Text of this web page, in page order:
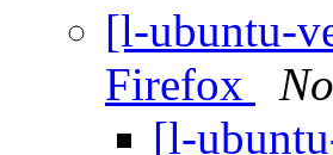
[l-ubuntu-
Firefox
[l-